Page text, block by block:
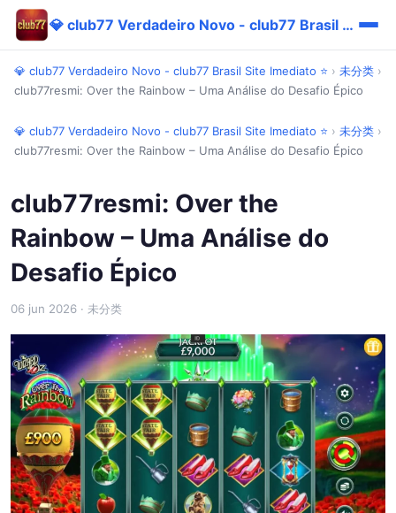
💎 club77 Verdadeiro Novo - club77 Brasil Site Imediato ⭐
💎 club77 Verdadeiro Novo - club77 Brasil Site Imediato ⭐ › 未分类 ›
club77resmi: Over the Rainbow – Uma Análise do Desafio Épico
💎 club77 Verdadeiro Novo - club77 Brasil Site Imediato ⭐ › 未分类 ›
club77resmi: Over the Rainbow – Uma Análise do Desafio Épico
club77resmi: Over the
Rainbow – Uma Análise do
Desafio Épico
06 jun 2026 · 未分类